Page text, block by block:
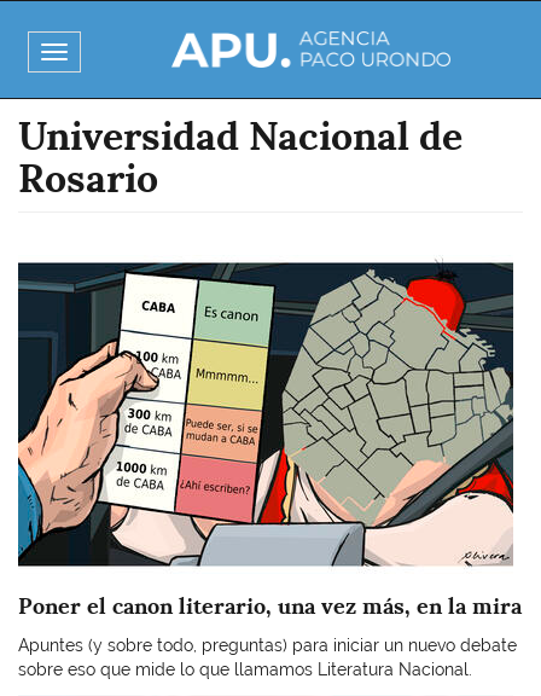
al
contenido
principal
Toggle
navigation
Universidad Nacional de
Rosario
Imagen
Poner el canon literario, una vez más, en la mira
Apuntes (y sobre todo, preguntas) para iniciar un nuevo debate
sobre eso que mide lo que llamamos Literatura Nacional.